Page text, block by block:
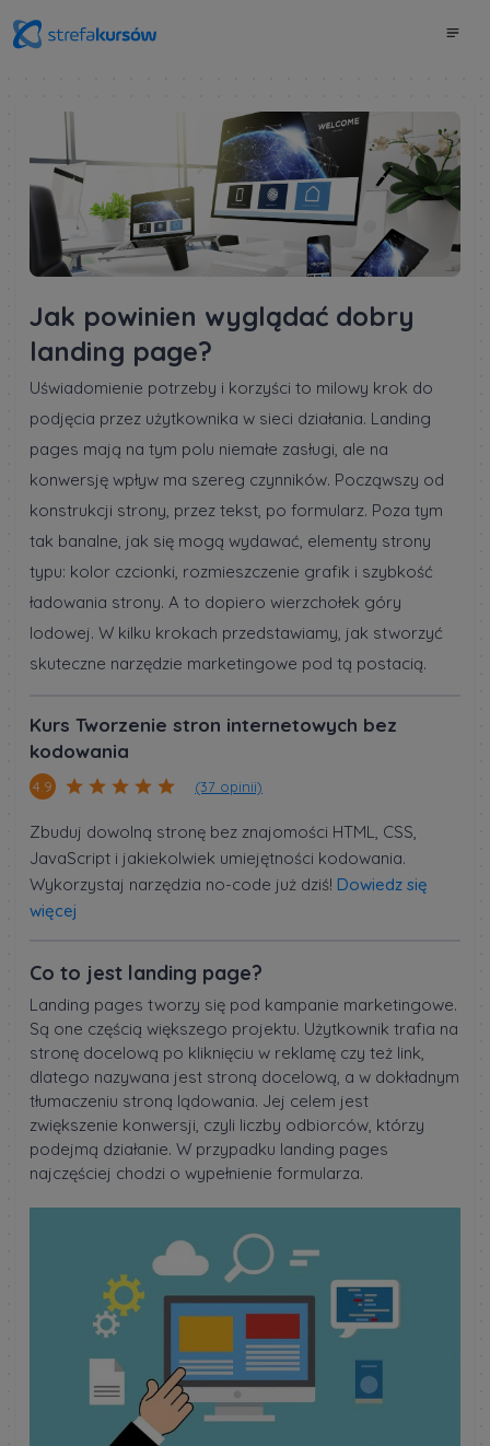
Jak powinien wyglądać dobry
landing page?
Uświadomienie potrzeby i korzyści to milowy krok do
podjęcia przez użytkownika w sieci działania. Landing
pages mają na tym polu niemałe zasługi, ale na
konwersję wpływ ma szereg czynników. Począwszy od
konstrukcji strony, przez tekst, po formularz. Poza tym
tak banalne, jak się mogą wydawać, elementy strony
typu: kolor czcionki, rozmieszczenie grafik i szybkość
ładowania strony. A to dopiero wierzchołek góry
lodowej. W kilku krokach przedstawiamy, jak stworzyć
skuteczne narzędzie marketingowe pod tą postacią.
Kurs Tworzenie stron internetowych bez
kodowania
4.9 (37 opinii)
Zbuduj dowolną stronę bez znajomości HTML, CSS,
JavaScript i jakiekolwiek umiejętności kodowania.
Wykorzystaj narzędzia no-code już dziś! Dowiedz się
więcej
Co to jest landing page?
Landing pages tworzy się pod kampanie marketingowe.
Są one częścią większego projektu. Użytkownik trafia na
stronę docelową po kliknięciu w reklamę czy też link,
dlatego nazywana jest stroną docelową, a w dokładnym
tłumaczeniu stroną lądowania. Jej celem jest
zwiększenie konwersji, czyli liczby odbiorców, którzy
podejmą działanie. W przypadku landing pages
najczęściej chodzi o wypełnienie formularza.